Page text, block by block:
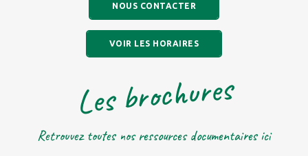
NOUS CONTACTER
VOIR LES HORAIRES
Les brochures
Retrouvez toutes nos ressources documentaires ici